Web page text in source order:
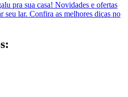
pra sua casa! Novidades e ofertas
seu lar. Confira as melhores dicas no